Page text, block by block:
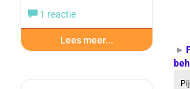
1 reactie
Lees meer...